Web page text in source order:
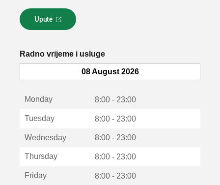
Upute
L
i
k
o
u
Radno vrijeme i usluge
08 August 2026
Monday 8:00 - 23:00
Tuesday 8:00 - 23:00
Wednesday 8:00 - 23:00
Thursday 8:00 - 23:00
Friday 8:00 - 23:00